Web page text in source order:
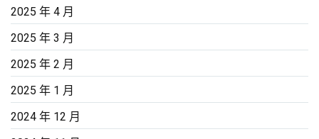
2025 年 4 月
2025 年 3 月
2025 年 2 月
2025 年 1 月
2024 年 12 月